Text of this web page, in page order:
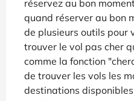
réservez au bon
quand réserver au bon
de plusieurs outils pour
trouver le vol pas cher
comme la fonction
de trouver les vols les
destinations